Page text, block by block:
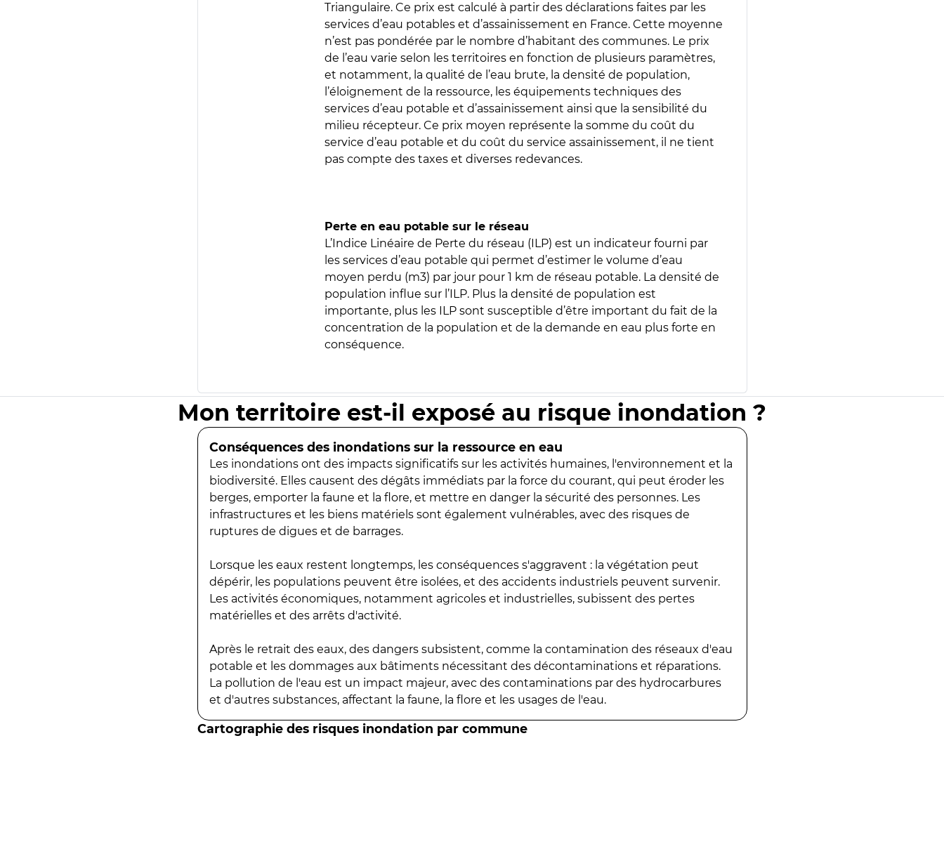
Triangulaire. Ce prix est calculé à partir des déclarations faites par les
services d’eau potables et d’assainissement en France. Cette moyenne
n’est pas pondérée par le nombre d’habitant des communes. Le prix
de l’eau varie selon les territoires en fonction de plusieurs paramètres,
et notamment, la qualité de l’eau brute, la densité de population,
l’éloignement de la ressource, les équipements techniques des
services d’eau potable et d’assainissement ainsi que la sensibilité du
milieu récepteur. Ce prix moyen représente la somme du coût du
service d’eau potable et du coût du service assainissement, il ne tient
pas compte des taxes et diverses redevances.
Perte en eau potable sur le réseau
L’Indice Linéaire de Perte du réseau (ILP) est un indicateur fourni par
les services d’eau potable qui permet d’estimer le volume d’eau
moyen perdu (m3) par jour pour 1 km de réseau potable. La densité de
population influe sur l’ILP. Plus la densité de population est
importante, plus les ILP sont susceptible d’être important du fait de la
concentration de la population et de la demande en eau plus forte en
conséquence.
Mon territoire est-il exposé au risque inondation ?
Conséquences des inondations sur la ressource en eau
Les inondations ont des impacts significatifs sur les activités humaines, l'environnement et la
biodiversité. Elles causent des dégâts immédiats par la force du courant, qui peut éroder les
berges, emporter la faune et la flore, et mettre en danger la sécurité des personnes. Les
infrastructures et les biens matériels sont également vulnérables, avec des risques de
ruptures de digues et de barrages.
Lorsque les eaux restent longtemps, les conséquences s'aggravent : la végétation peut
dépérir, les populations peuvent être isolées, et des accidents industriels peuvent survenir.
Les activités économiques, notamment agricoles et industrielles, subissent des pertes
matérielles et des arrêts d'activité.
Après le retrait des eaux, des dangers subsistent, comme la contamination des réseaux d'eau
potable et les dommages aux bâtiments nécessitant des décontaminations et réparations.
La pollution de l'eau est un impact majeur, avec des contaminations par des hydrocarbures
et d'autres substances, affectant la faune, la flore et les usages de l'eau.
Cartographie des risques inondation par commune